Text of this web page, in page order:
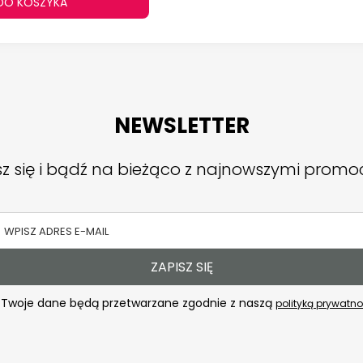
NEWSLETTER
się i bądź na bieżąco z najnowszymi
ZAPISZ SIĘ
dane będą przetwarzane zgodnie z naszą polityką